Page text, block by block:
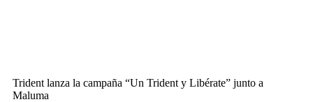
Trident lanza la campaña “Un Trident y Libérate” junto a
Maluma